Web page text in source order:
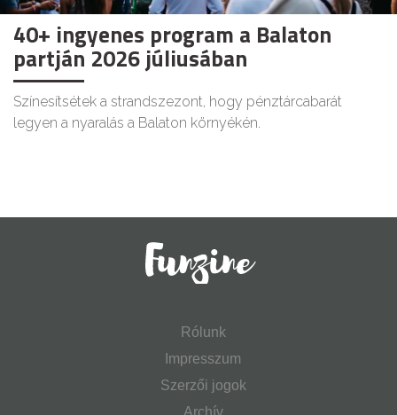
40+ ingyenes program a Balaton
partján 2026 júliusában
Színesítsétek a strandszezont, hogy pénztárcabarát
legyen a nyaralás a Balaton környékén.
Rólunk
Impresszum
Szerzői jogok
Archív